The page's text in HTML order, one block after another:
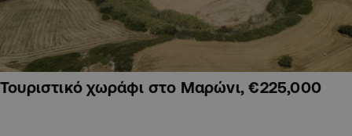
Τουριστικό χωράφι στο Μαρώνι, €225,000